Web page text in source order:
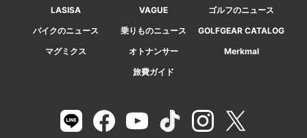
LASISA VAGUE
ゴルフのニュース
バイクのニュース
乗りものニュース
GOLFGEAR CATALOG
マグミクス
オトナンサー
Merkmal
旅費ガイド